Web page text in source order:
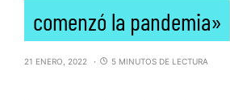
comenzó la pandemia»
21 ENERO, 2022 5 MINUTOS DE LECTURA